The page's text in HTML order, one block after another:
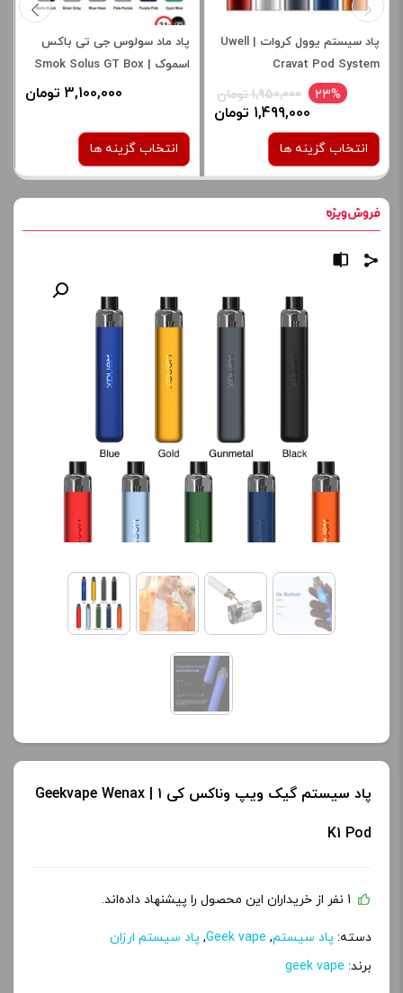
پاد سیستم یوول کروات | Uwell
Cravat Pod System
23% 1,950,000 تومان
1,499,000 تومان
انتخاب گزینه ها
blue
برای فعال شدن سبد خرید و
محصول را از کادر بالا انتخاب
آخرین بروزرسانی
قیمت: 11 ساعت پیش
تمامی قیمت ها بروز
-
ک
پ
پاد ماد سولوس جی تی باکس
اسموک | Smok Solus GT Box
3,100,000 تومان
انتخاب گزینه ها
Silver Laser
برای فعال شدن سبد خرید و
محصول را از کادر بالا انتخاب
آخرین بروزرسانی
تمامی قیمت ها بروز
هستند.
+
پاد سیستم گیک ویپ وناکس کی ۱ | Geekvape Wenax
K1 Pod
1 نفر از خریداران این محصول را پیشنهاد داده‌اند.
دسته: پاد سیستم,
Geek vape
, پاد سیستم ارزان
برند: geek vape